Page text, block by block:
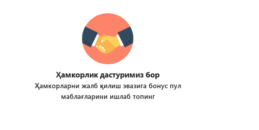
Ҳамкорлик дастуримиз бор
Ҳамкорларни жалб қилиш эвазига бонус пул
маблағларини ишлаб топинг